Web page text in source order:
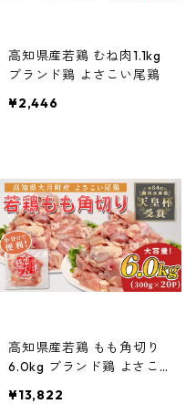
高知県産若鶏 むね肉1.1kg
ブランド鶏 よさこい尾鶏
¥2,446
高知県産若鶏 もも角切り
6.0kg ブランド鶏 よさこ
¥13,822